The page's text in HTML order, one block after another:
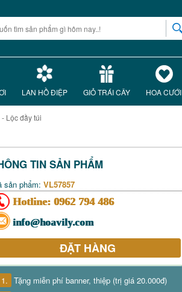
LAN HỒ ĐIỆP GIỎ TRÁI CÂY HOA CƯỚI
Lộc đầy túi
TIN SẢN PHẨM
sản phẩm: VL57857
Hotline: 0962 794 486
info@hoavily.com
ĐẶT HÀNG
1. Tặng miễn phí banner, thiệp (trị giá 20.000đ)